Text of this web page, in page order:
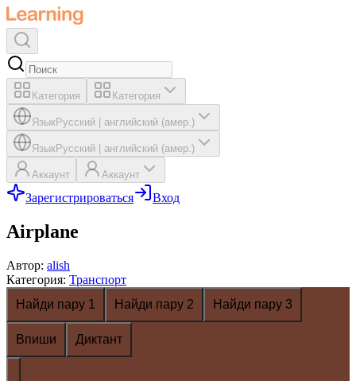
Категория Категория
ЯзыкРусский английский (амер.)
ЯзыкРусский английский (амер.)
Аккаунт Аккаунт
Зарегистрироваться Вход
Airplane
Автор: alish
Категория: Транспорт
Найди пару 1
Найди пару 2 Найди пару 3
Впиши Диктант